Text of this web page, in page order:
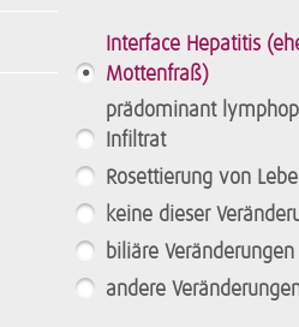
Interface Hepatitis
Mottenfraß)
prädominant
Infiltrat
Rosettierung von
keine dieser
biliäre Veränderungen
andere